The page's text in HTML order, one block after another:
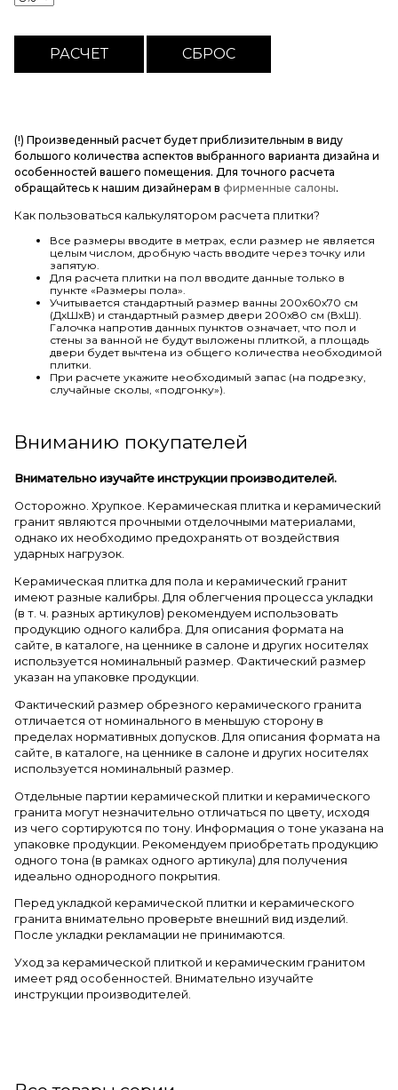
(!) Произведенный расчет будет приблизительным в виду
большого количества аспектов выбранного варианта дизайна и
особенностей вашего помещения. Для точного расчета
обращайтесь к нашим дизайнерам в фирменные салоны.
Как пользоваться калькулятором расчета плитки?
Все размеры вводите в метрах, если размер не является
целым числом, дробную часть вводите через точку или
запятую.
Для расчета плитки на пол вводите данные только в
пункте «Размеры пола».
Учитывается стандартный размер ванны 200х60х70 см
(ДхШхВ) и стандартный размер двери 200х80 см (ВхШ).
Галочка напротив данных пунктов означает, что пол и
стены за ванной не будут выложены плиткой, а площадь
двери будет вычтена из общего количества необходимой
плитки.
При расчете укажите необходимый запас (на подрезку,
случайные сколы, «подгонку»).
Вниманию покупателей
Внимательно изучайте инструкции производителей.
Осторожно. Хрупкое. Керамическая плитка и керамический
гранит являются прочными отделочными материалами,
однако их необходимо предохранять от воздействия
ударных нагрузок.
Керамическая плитка для пола и керамический гранит
имеют разные калибры. Для облегчения процесса укладки
(в т. ч. разных артикулов) рекомендуем использовать
продукцию одного калибра. Для описания формата на
сайте, в каталоге, на ценнике в салоне и других носителях
используется номинальный размер. Фактический размер
указан на упаковке продукции.
Фактический размер обрезного керамического гранита
отличается от номинального в меньшую сторону в
пределах нормативных допусков. Для описания формата на
сайте, в каталоге, на ценнике в салоне и других носителях
используется номинальный размер.
Отдельные партии керамической плитки и керамического
гранита могут незначительно отличаться по цвету, исходя
из чего сортируются по тону. Информация о тоне указана на
упаковке продукции. Рекомендуем приобретать продукцию
одного тона (в рамках одного артикула) для получения
идеально однородного покрытия.
Перед укладкой керамической плитки и керамического
гранита внимательно проверьте внешний вид изделий.
После укладки рекламации не принимаются.
Уход за керамической плиткой и керамическим гранитом
имеет ряд особенностей. Внимательно изучайте
инструкции производителей.